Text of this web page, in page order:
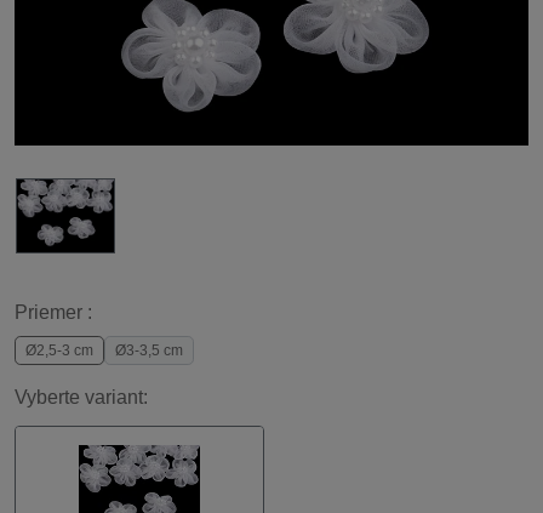
Priemer :
Ø2,5-3 cm Ø3-3,5 cm
Vyberte variant: